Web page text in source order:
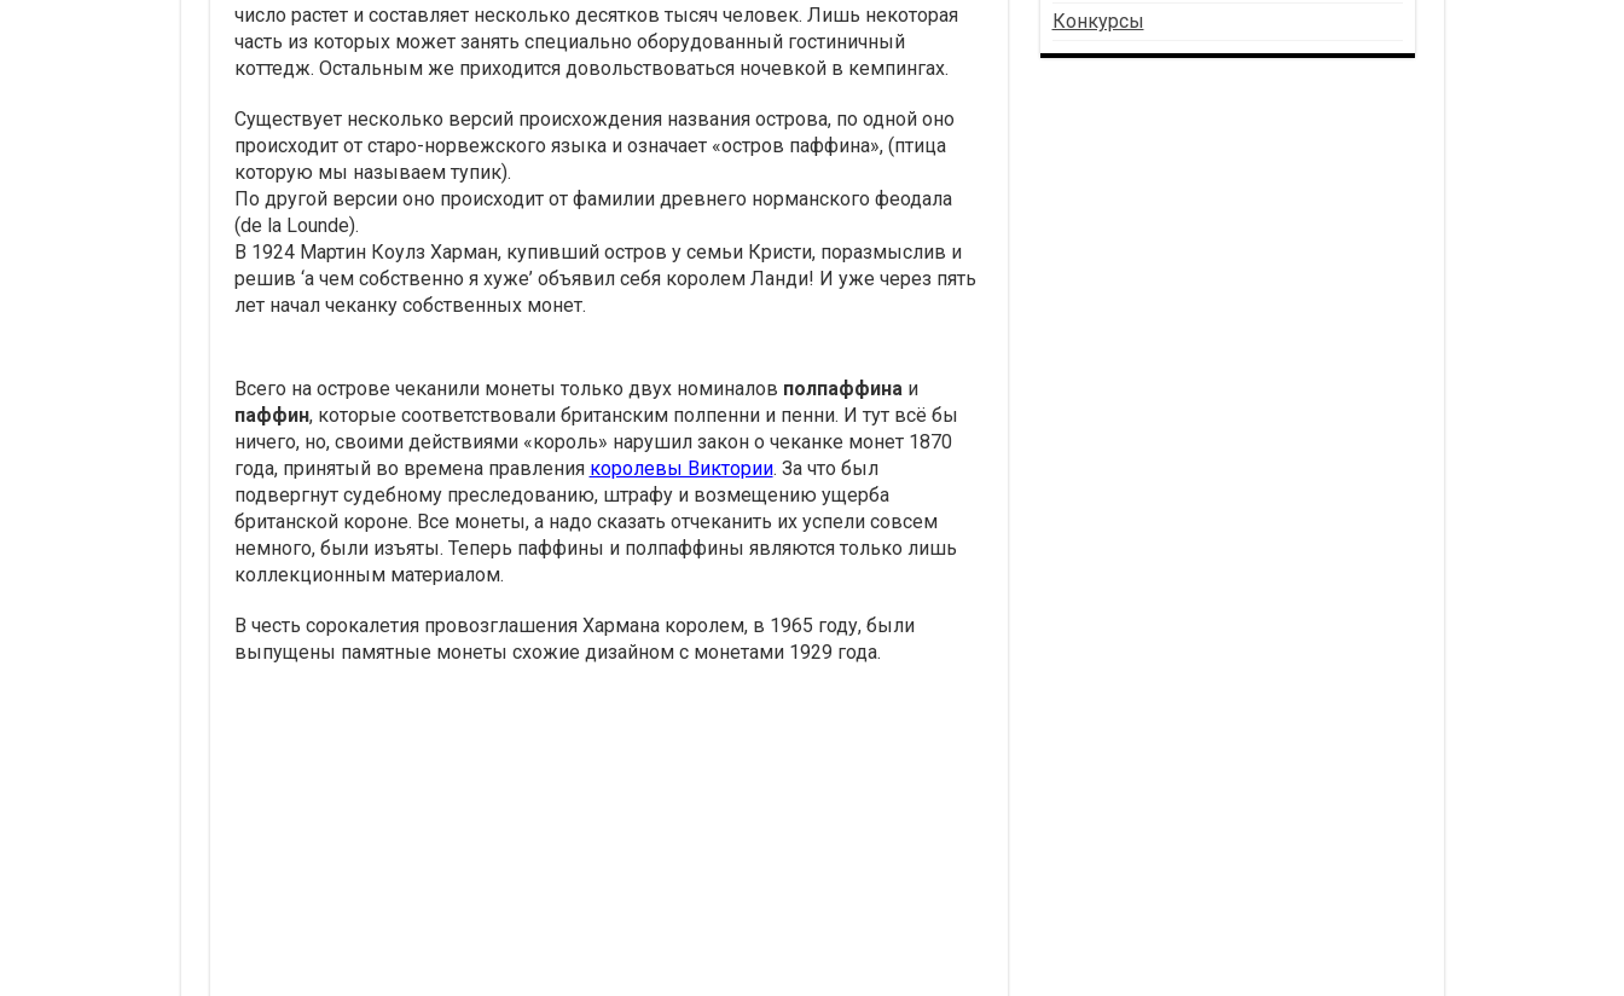
число растет и составляет несколько десятков тысяч человек. Лишь некоторая
часть из которых может занять специально оборудованный гостиничный
коттедж. Остальным же приходится довольствоваться ночевкой в кемпингах.
Существует несколько версий происхождения названия острова, по одной оно
происходит от старо-норвежского языка и означает «остров паффина», (птица
которую мы называем тупик).
По другой версии оно происходит от фамилии древнего норманского феодала
(de la Lounde).
В 1924 Мартин Коулз Харман, купивший остров у семьи Кристи, поразмыслив и
решив ‘а чем собственно я хуже’ объявил себя королем Ланди! И уже через пять
лет начал чеканку собственных монет.
Всего на острове чеканили монеты только двух номиналов полпаффинаи
паффин, которые соответствовали британским полпенни и пенни. И тут всё бы
ничего, но, своими действиями «король» нарушил закон о чеканке монет 1870
года, принятый во времена правления королевы Виктории. За что был
подвергнут судебному преследованию, штрафу и возмещению ущерба
британской короне. Все монеты, а надо сказать отчеканить их успели совсем
немного, были изъяты. Теперь паффины и полпаффины являются только лишь
коллекционным материалом.
В честь сорокалетия провозглашения Хармана королем, в 1965 году, были
выпущены памятные монеты схожие дизайном с монетами 1929 года.
Конкурсы